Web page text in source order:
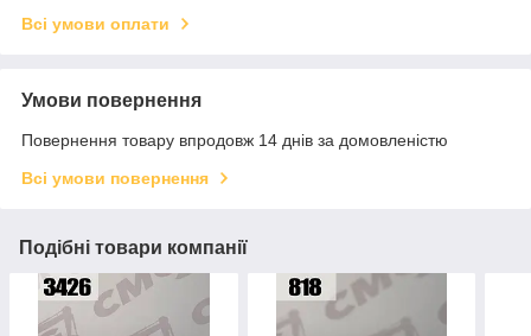
Всі умови оплати
Умови повернення
Повернення товару впродовж 14 днів за домовленістю
Всі умови повернення
Подібні товари компанії